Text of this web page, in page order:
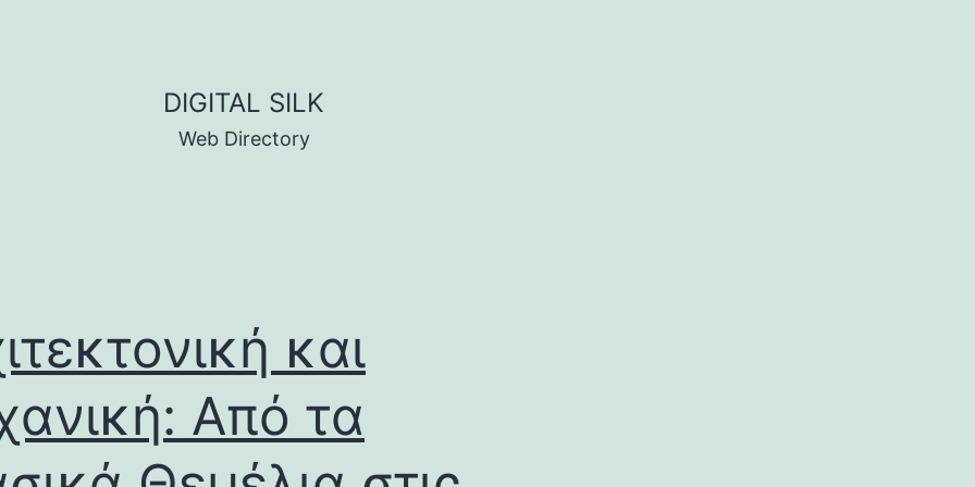
DIGITAL SILK
Web Directory
και
Από τα